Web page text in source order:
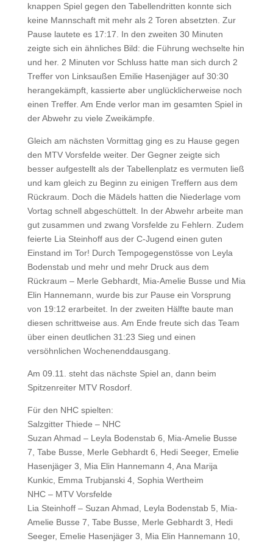
knappen Spiel gegen den Tabellendritten konnte sich
keine Mannschaft mit mehr als 2 Toren absetzten. Zur
Pause lautete es 17:17. In den zweiten 30 Minuten
zeigte sich ein ähnliches Bild: die Führung wechselte hin
und her. 2 Minuten vor Schluss hatte man sich durch 2
Treffer von Linksaußen Emilie Hasenjäger auf 30:30
herangekämpft, kassierte aber unglücklicherweise noch
einen Treffer. Am Ende verlor man im gesamten Spiel in
der Abwehr zu viele Zweikämpfe.
Gleich am nächsten Vormittag ging es zu Hause gegen
den MTV Vorsfelde weiter. Der Gegner zeigte sich
besser aufgestellt als der Tabellenplatz es vermuten ließ
und kam gleich zu Beginn zu einigen Treffern aus dem
Rückraum. Doch die Mädels hatten die Niederlage vom
Vortag schnell abgeschüttelt. In der Abwehr arbeite man
gut zusammen und zwang Vorsfelde zu Fehlern. Zudem
feierte Lia Steinhoff aus der C-Jugend einen guten
Einstand im Tor! Durch Tempogegenstösse von Leyla
Bodenstab und mehr und mehr Druck aus dem
Rückraum – Merle Gebhardt, Mia-Amelie Busse und Mia
Elin Hannemann, wurde bis zur Pause ein Vorsprung
von 19:12 erarbeitet. In der zweiten Hälfte baute man
diesen schrittweise aus. Am Ende freute sich das Team
über einen deutlichen 31:23 Sieg und einen
versöhnlichen Wochenenddausgang.
Am 09.11. steht das nächste Spiel an, dann beim
Spitzenreiter MTV Rosdorf.
Für den NHC spielten:
Salzgitter Thiede – NHC
Suzan Ahmad – Leyla Bodenstab 6, Mia-Amelie Busse
7, Tabe Busse, Merle Gebhardt 6, Hedi Seeger, Emelie
Hasenjäger 3, Mia Elin Hannemann 4, Ana Marija
Kunkic, Emma Trubjanski 4, Sophia Wertheim
NHC – MTV Vorsfelde
Lia Steinhoff – Suzan Ahmad, Leyla Bodenstab 5, Mia-
Amelie Busse 7, Tabe Busse, Merle Gebhardt 3, Hedi
Seeger, Emelie Hasenjäger 3, Mia Elin Hannemann 10,